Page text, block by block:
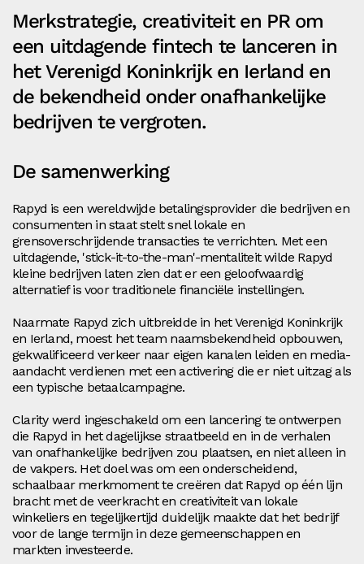
Merkstrategie, creativiteit en PR om
een uitdagende fintech te lanceren in
het Verenigd Koninkrijk en Ierland en
de bekendheid onder onafhankelijke
bedrijven te vergroten.
De samenwerking
Rapyd is een wereldwijde betalingsprovider die bedrijven en
consumenten in staat stelt snel lokale en
grensoverschrijdende transacties te verrichten. Met een
uitdagende, 'stick-it-to-the-man'-mentaliteit wilde Rapyd
kleine bedrijven laten zien dat er een geloofwaardig
alternatief is voor traditionele financiële instellingen.
Naarmate Rapyd zich uitbreidde in het Verenigd Koninkrijk
en Ierland, moest het team naamsbekendheid opbouwen,
gekwalificeerd verkeer naar eigen kanalen leiden en media-
aandacht verdienen met een activering die er niet uitzag als
een typische betaalcampagne.
Clarity werd ingeschakeld om een lancering te ontwerpen
die Rapyd in het dagelijkse straatbeeld en in de verhalen
van onafhankelijke bedrijven zou plaatsen, en niet alleen in
de vakpers. Het doel was om een onderscheidend,
schaalbaar merkmoment te creëren dat Rapyd op één lijn
bracht met de veerkracht en creativiteit van lokale
winkeliers en tegelijkertijd duidelijk maakte dat het bedrijf
voor de lange termijn in deze gemeenschappen en
markten investeerde.